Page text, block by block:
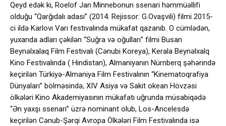
Qeyd edək ki, Roelof Jan Minnebonun ssenari həmmüəllifi
olduğu “Qarğıdalı adası” (2014. Rejissor: G.Ovaşvili) filmi 2015-
ci ildə Karlovı Varı festivalında mükafat qazanıb. O cümlədən,
yuxarıda adları çəkilən “Suğra və oğulları” filmi Busan
Beynəlxalaq Film Festivalı (Cənubi Koreya), Kerala Beynəlxalq
Kino Festivalında ( Hindistan), Almaniyanın Nürnberq şəhərində
keçirilən Türkiyə-Almaniya Film Festivalının “Kinematoqrafiya
Dünyaları” bölməsində, XIV Asiya və Sakit okean Hövzəsi
ölkələri Kino Akademiyasının mükafatı uğrunda müsabiqədə
“Ən yaxşı ssenari” üzrə nominant olub, Los-Ancelesdə
keçirilən Cənub-Şərqi Avropa Ölkələri Film Festivalında isə